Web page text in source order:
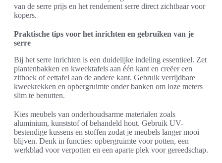
van de serre prijs en het rendement serre direct zichtbaar voor
kopers.
Praktische tips voor het inrichten en gebruiken van je
serre
Bij het serre inrichten is een duidelijke indeling essentieel. Zet
plantenbakken en kweektafels aan één kant en creëer een
zithoek of eettafel aan de andere kant. Gebruik verrijdbare
kweekrekken en opbergruimte onder banken om loze meters
slim te benutten.
Kies meubels van onderhoudsarme materialen zoals
aluminium, kunststof of behandeld hout. Gebruik UV-
bestendige kussens en stoffen zodat je meubels langer mooi
blijven. Denk in functies: opbergruimte voor potten, een
werkblad voor verpotten en een aparte plek voor gereedschap.